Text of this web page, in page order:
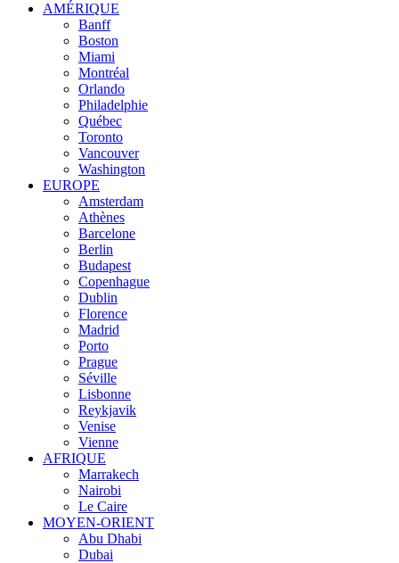
AMÉRIQUE
Banff
Boston
Miami
Montréal
Orlando
Philadelphie
Québec
Toronto
Vancouver
Washington
EUROPE
Amsterdam
Athènes
Barcelone
Berlin
Budapest
Copenhague
Dublin
Florence
Madrid
Porto
Prague
Séville
Lisbonne
Reykjavik
Venise
Vienne
AFRIQUE
Marrakech
Nairobi
Le Caire
MOYEN-ORIENT
Abu Dhabi
Dubai